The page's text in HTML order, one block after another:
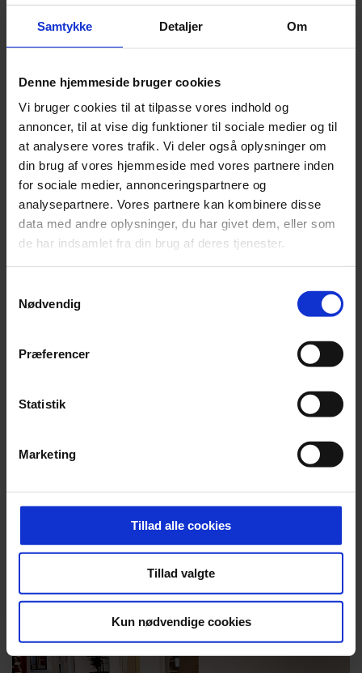
Samtykke Detaljer Om
Denne hjemmeside bruger cookies
Vi bruger cookies til at tilpasse vores indhold og
annoncer, til at vise dig funktioner til sociale medier og til
at analysere vores trafik. Vi deler også oplysninger om
din brug af vores hjemmeside med vores partnere inden
for sociale medier, annonceringspartnere og
analysepartnere. Vores partnere kan kombinere disse
data med andre oplysninger, du har givet dem, eller som
de har indsamlet fra din brug af deres tjenester.
Nødvendig
Præferencer
Statistik
Marketing
Tillad alle cookies
Tillad valgte
Kun nødvendige cookies